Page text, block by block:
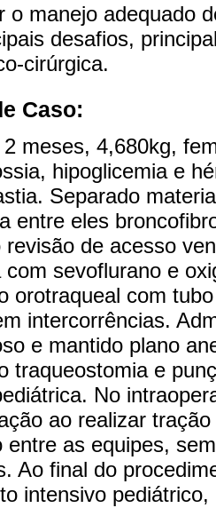
o manejo adequado
desafios,
cirúrgica.
Caso:
2 meses, 4,680kg,
hipoglicemia e
Separado
entre eles
revisão de acesso
com sevoflurano e
orotraqueal com
intercorrências.
e mantido plano
traqueostomia e
No
ao realizar
entre as equipes,
Ao final do
intensivo